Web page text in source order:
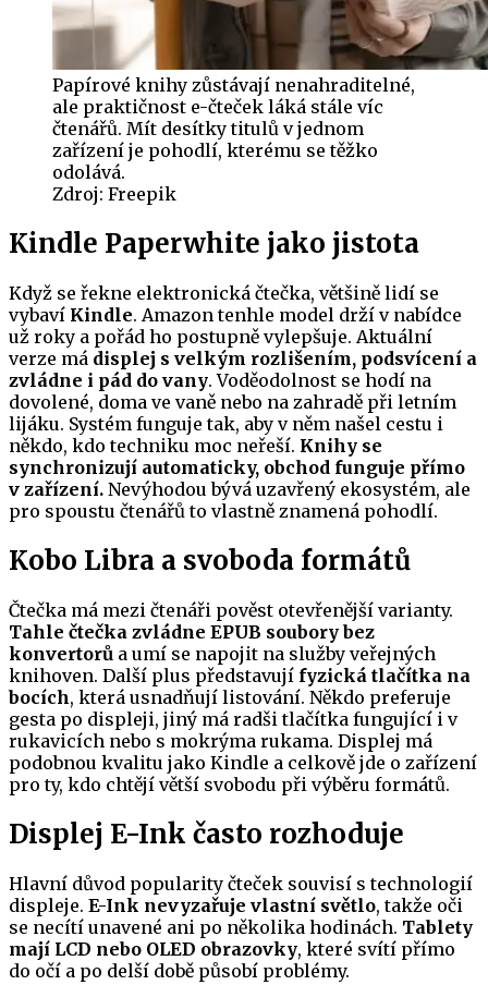
Papírové knihy zůstávají nenahraditelné,
ale praktičnost e-čteček láká stále víc
čtenářů. Mít desítky titulů v jednom
zařízení je pohodlí, kterému se těžko
odolává.
Zdroj: Freepik
Kindle Paperwhite jako jistota
Když se řekne elektronická čtečka, většině lidí se
vybaví Kindle. Amazon tenhle model drží v nabídce
už roky a pořád ho postupně vylepšuje. Aktuální
verze má displej s velkým rozlišením, podsvícení a
zvládne i pád do vany. Voděodolnost se hodí na
dovolené, doma ve vaně nebo na zahradě při letním
lijáku. Systém funguje tak, aby v něm našel cestu i
někdo, kdo techniku moc neřeší. Knihy se
synchronizují automaticky, obchod funguje přímo
v zařízení. Nevýhodou bývá uzavřený ekosystém, ale
pro spoustu čtenářů to vlastně znamená pohodlí.
Kobo Libra a svoboda formátů
Čtečka má mezi čtenáři pověst otevřenější varianty.
Tahle čtečka zvládne EPUB soubory bez
konvertorů a umí se napojit na služby veřejných
knihoven. Další plus představují fyzická tlačítka na
bocích, která usnadňují listování. Někdo preferuje
gesta po displeji, jiný má radši tlačítka fungující i v
rukavicích nebo s mokrýma rukama. Displej má
podobnou kvalitu jako Kindle a celkově jde o zařízení
pro ty, kdo chtějí větší svobodu při výběru formátů.
Displej E-Ink často rozhoduje
Hlavní důvod popularity čteček souvisí s technologií
displeje. E-Ink nevyzařuje vlastní světlo, takže oči
se necítí unavené ani po několika hodinách. Tablety
mají LCD nebo OLED obrazovky, které svítí přímo
do očí a po delší době působí problémy.